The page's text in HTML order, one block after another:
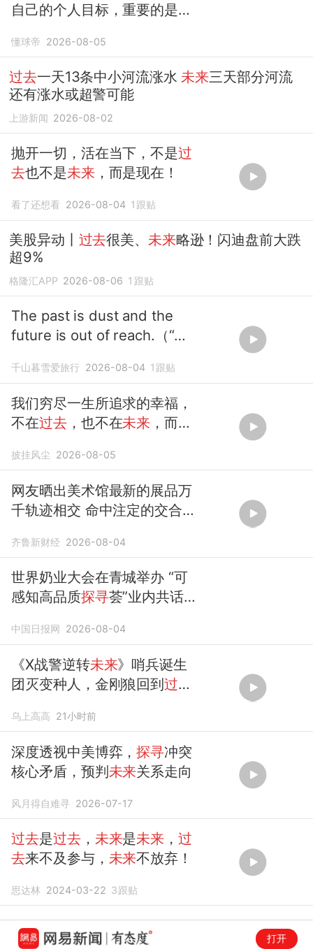
自己的个人目标，重要的是未
懂球帝 2026-08-05
过去一天13条中小河流涨水 未来三天部分河流
还有涨水或超警可能
上游新闻 2026-08-02
抛开一切，活在当下，不是过
去也不是未来，而是现在！
看了还想看 2026-08-04 1 跟贴
美股异动丨 过去很美、 未来略逊！闪迪盘前大跌
超9%
格隆汇APP 2026-08-06 1 跟贴
The past is dust and the
future is out of reach.（“过
千山暮雪爱旅行 2026-08-04 1 跟贴
我们穷尽一生所追求的幸福，
不在过去，也不在未来 ，而是
披挂风尘 2026-08-05
网友晒出美术馆最新的展品万
千轨迹相交 命中注定的交合网
存在的
齐鲁新财经 2026-08-04
世界奶业大会在青城举办 “可
感知高品质探寻荟”业内共话乳
中国日报网 2026-08-04
《X战警逆转未来》哨兵诞生
团灭变种人，金刚狼回到过去
乌上高高 21小时前
深度透视中美博弈，探寻冲突
核心矛盾，预判未来关系走向
风月得自难寻 2026-07-17
过去是过去， 未来是未来 ， 过
去来不及参与， 未来不放弃！
思达林 2024-03-22 3跟贴
打开